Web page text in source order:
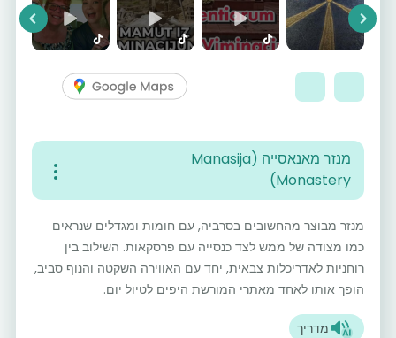
Next
מנזר מאנאסייה (Manasija
Monastery)
מנזר מבוצר מהחשובים בסרביה, עם חומות ומגדלים שנראים
כמו מצודה של ממש לצד כנסייה עם פרסקאות. השילוב בין
רוחניות לאדריכלות צבאית, יחד עם האווירה השקטה והנוף סביב,
הופך אותו לאחד מאתרי המורשת היפים לטיול יום.
מדריך